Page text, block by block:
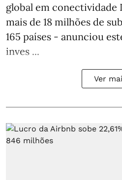
global em conectividade
mais de 18 milhões de
165 países - anunciou
inves ...
Ver